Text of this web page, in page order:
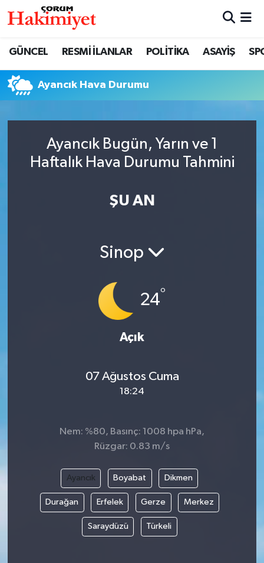
GÜNCEL RESMİ İLANLAR POLİTİKA ASAYİŞ
Ayancık Hava Durumu
Ayancık Bugün, Yarın ve 1
Haftalık Hava Durumu Tahmini
ŞU AN
Sinop
24°
Açık
07 Ağustos Cuma
18:24
Nem: %80, Basınç: 1008 hpa hPa,
Rüzgar: 0.83 m/s
Ayancık Boyabat Dikmen
Durağan Erfelek Gerze Merkez
Saraydüzü Türkeli
EKONOMİ
Nöbetçi Eczaneler
Süper Lig Puan Durumu ve Fikstür